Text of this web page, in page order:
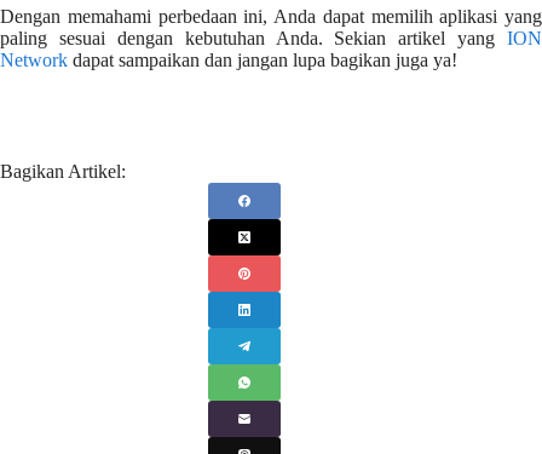
Dengan memahami perbedaan ini, Anda dapat memilih aplikasi yang
paling sesuai dengan kebutuhan Anda. Sekian artikel yang ION
Network dapat sampaikan dan jangan lupa bagikan juga ya!
Bagikan Artikel: